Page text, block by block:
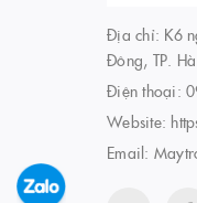
Địa chỉ: K6
Đông, TP.
Điện thoại:
Website:
Email: